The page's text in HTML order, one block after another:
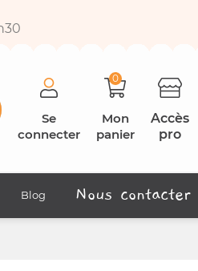
Se
connecter
0
Mon
panier
Accès
pro
Blog Nous contacter